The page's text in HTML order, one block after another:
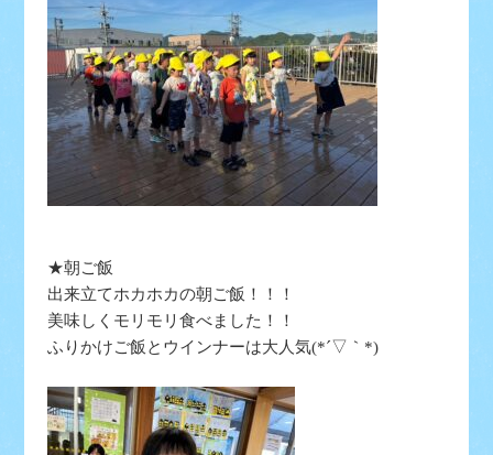
★朝ご飯
出来立てホカホカの朝ご飯！！！
美味しくモリモリ食べました！！
ふりかけご飯とウインナーは大人気(*´▽｀*)